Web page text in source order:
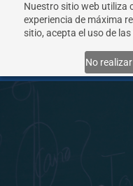
Nuestro sitio web utiliza
experiencia de máxima
sitio, acepta el uso de
No